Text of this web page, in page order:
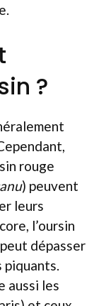
?
rouge
) peuvent
leurs
l’oursin
dépasser
piquants.
aussi les